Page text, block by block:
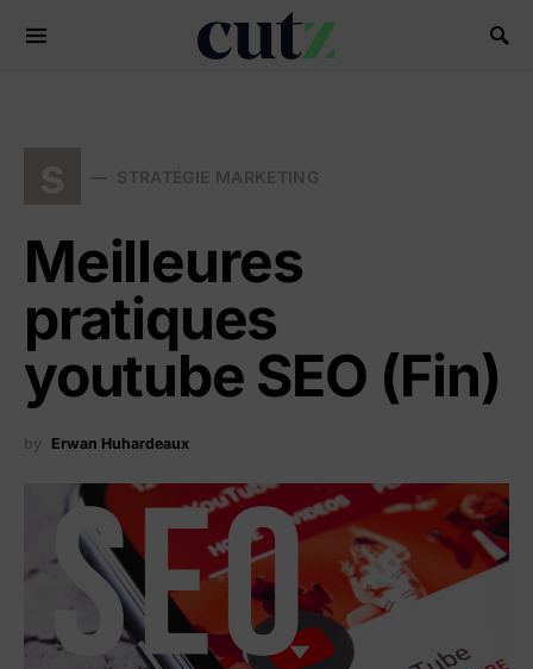
Search for:
STRATÉGIE MARKETING
Meilleures
pratiques
youtube SEO (Fin)
by Erwan Huhardeaux